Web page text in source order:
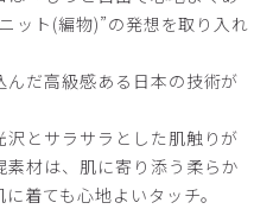
体重:
66-70kg
伸びない
厚い
ても大丈夫です。
ジースクラブトップス・
ット(編物)”の発想を取り入れ
だ高級感ある日本の技術が
とサラサラとした肌触りが
材は、肌に寄り添う柔らか
着ても心地よいタッチ。